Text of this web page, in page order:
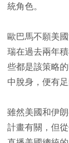
統角色。
歐巴馬不願美
瑞在過去兩年
些都是該策略
中脫身，便有
雖然美國和伊
計畫有關，但